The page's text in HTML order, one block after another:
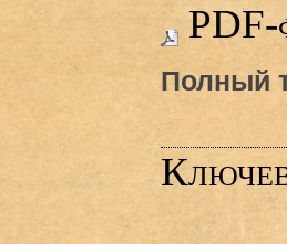
PDF-
Полный